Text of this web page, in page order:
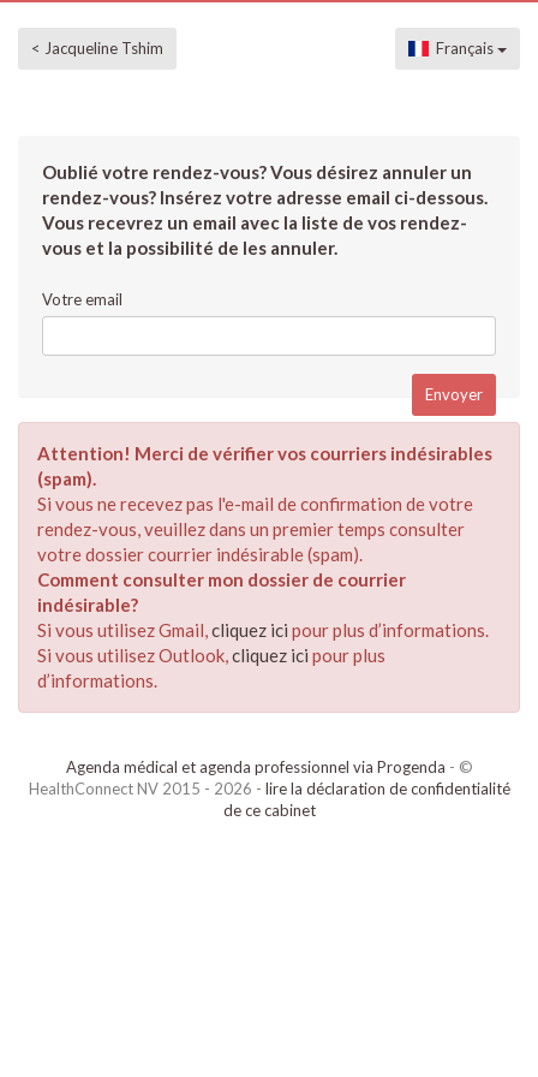
< Jacqueline Tshim Français
Oublié votre rendez-vous? Vous désirez annuler un
rendez-vous? Insérez votre adresse email ci-dessous.
Vous recevrez un email avec la liste de vos rendez-
vous et la possibilité de les annuler.
Votre email
Attention! Merci de vérifier vos courriers indésirables
(spam).
Si vous ne recevez pas l'e-mail de confirmation de votre
rendez-vous, veuillez dans un premier temps consulter
votre dossier courrier indésirable (spam).
Comment consulter mon dossier de courrier
indésirable?
Si vous utilisez Gmail,cliquez ici pour plus d’informations.
Si vous utilisez Outlook,cliquez ici pour plus
d’informations.
Agenda médical et agenda professionnel via Progenda - ©
HealthConnect NV 2015 - 2026 - lire la déclaration de confidentialité
de ce cabinet